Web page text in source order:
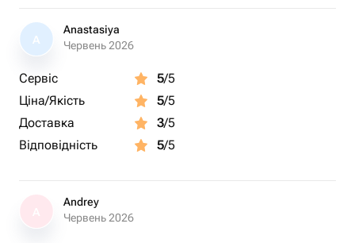
A
Anastasiya
Червень 2026
Сервіс 5/5
Ціна/Якість
5/5
Доставка
3/5
Відповідність
5/5
Andrey
Червень 2026